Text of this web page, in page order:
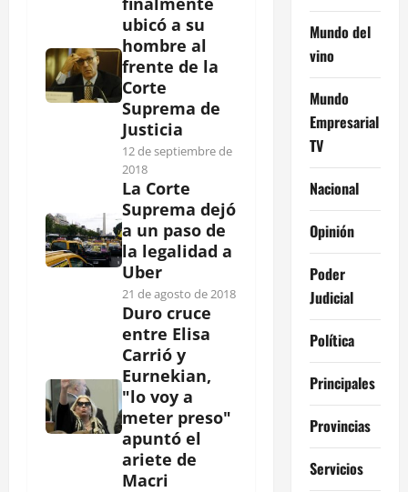
ubicó a su
hombre al
frente de la
Corte
Suprema de
Justicia
12 de septiembre de
2018
La Corte
Suprema dejó
a un paso de
la legalidad a
Uber
21 de agosto de 2018
Duro cruce
entre Elisa
Carrió y
Eurnekian,
"lo voy a
meter preso"
apuntó el
ariete de
Macri
Mundo del
vino
Mundo
Empresarial
TV
Nacional
Opinión
Poder
Judicial
Política
Principales
Provincias
Servicios